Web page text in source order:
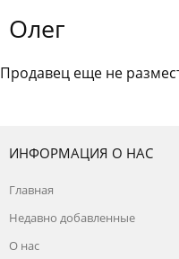
Олег
Продавец еще не
ИНФОРМАЦИЯ О НАС
Главная
Недавно добавленные
О нас